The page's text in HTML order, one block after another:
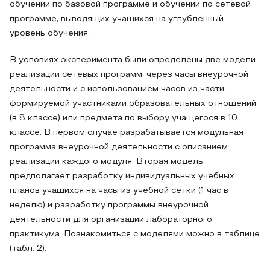
обучении по базовой программе и обучении по сетевой
программе, выводящих учащихся на углубленный
уровень обучения.
В условиях эксперимента были определены две модели
реализации сетевых программ: через часы внеурочной
деятельности и с использованием часов из части,
формируемой участниками образовательных отношений
(в 8 классе) или предмета по выбору учащегося в 10
классе. В первом случае разрабатывается модульная
программа внеурочной деятельности с описанием
реализации каждого модуля. Вторая модель
предполагает разработку индивидуальных учебных
планов учащихся на часы из учебной сетки (1 час в
неделю) и разработку программы внеурочной
деятельности для организации лабораторного
практикума. Познакомиться с моделями можно в таблице
(табл. 2).